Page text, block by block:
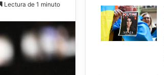
Lectura de 1 minuto